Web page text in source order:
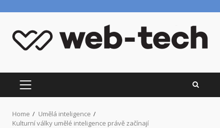
content
PRIMARY
MENU
Home
Umělá inteligence
Kulturní války umělé inteligence právě začínají